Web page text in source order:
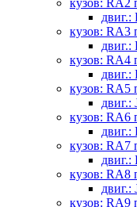
кузов: RA2
двиг.:
кузов: RA3
двиг.:
кузов: RA4
двиг.:
кузов: RA5
двиг.:
кузов: RA6
двиг.:
кузов: RA7
двиг.:
кузов: RA8
двиг.:
кузов: RA9